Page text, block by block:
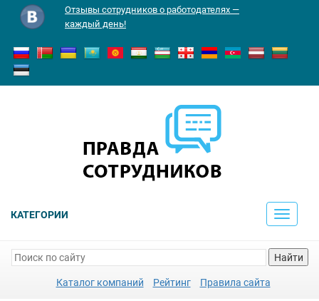
Отзывы сотрудников о работодателях —
каждый день!
КАТЕГОРИИ
Toggle
Найти
Каталог компаний Рейтинг Правила сайта